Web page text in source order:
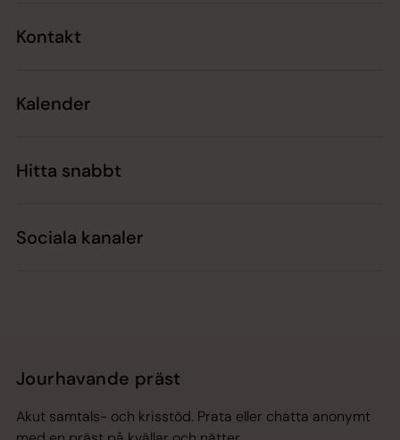
Kontakt
Kalender
Hitta snabbt
Sociala kanaler
Jourhavande präst
Akut samtals- och krisstöd. Prata eller chatta anonymt